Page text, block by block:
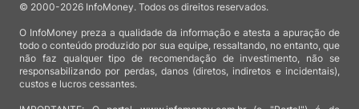
© 2000-2026 InfoMoney. Todos os direitos reservados.
O InfoMoney preza a qualidade da informação e atesta a apuração de
todo o conteúdo produzido por sua equipe, ressaltando, no entanto, que
não faz qualquer tipo de recomendação de investimento, não se
responsabilizando por perdas, danos (diretos, indiretos e incidentais),
custos e lucros cessantes.